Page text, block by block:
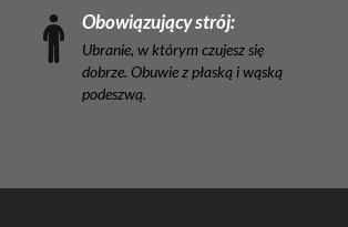
Obowiązujący strój:
Ubranie, w którym czujesz się
dobrze. Obuwie z płaską i wąską
podeszwą.